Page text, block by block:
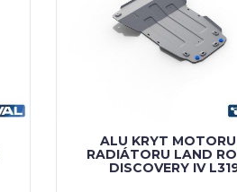
ALU KRYT
RADIÁTORU LAND
DISCOVERY IV